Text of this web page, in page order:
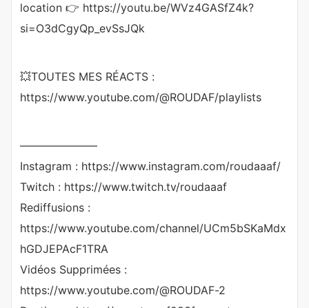
location 👉 https://youtu.be/WVz4GASfZ4k?
si=O3dCgyQp_evSsJQk
💥TOUTES MES RÉACTS :
https://www.youtube.com/@ROUDAF/playlists
———————
Instagram : https://www.instagram.com/roudaaaf/
Twitch : https://www.twitch.tv/roudaaaf
Rediffusions :
https://www.youtube.com/channel/UCm5bSKaMdx
hGDJEPAcF1TRA
Vidéos Supprimées :
https://www.youtube.com/@ROUDAF-2